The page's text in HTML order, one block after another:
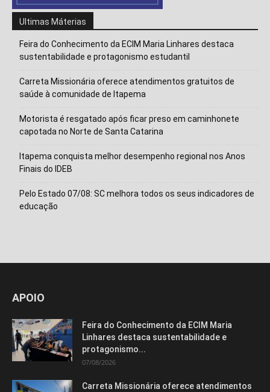
Ultimas Máterias
Feira do Conhecimento da ECIM Maria Linhares destaca
sustentabilidade e protagonismo estudantil
Carreta Missionária oferece atendimentos gratuitos de
saúde à comunidade de Itapema
Motorista é resgatado após ficar preso em caminhonete
capotada no Norte de Santa Catarina
Itapema conquista melhor desempenho regional nos Anos
Finais do IDEB
Pelo Estado 07/08: SC melhora todos os seus indicadores de
educação
APOIO
Feira do Conhecimento da ECIM Maria
Linhares destaca sustentabilidade e
protagonismo...
07/08/2026
Carreta Missionária oferece atendimentos